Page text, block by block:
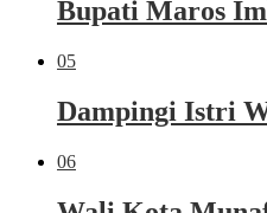
Bupati Maros
05
Dampingi Istri
06